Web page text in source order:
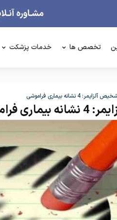
تخصص ها خدمات پزشکت
4 نشانه بیماری فراموشی
فراموشی